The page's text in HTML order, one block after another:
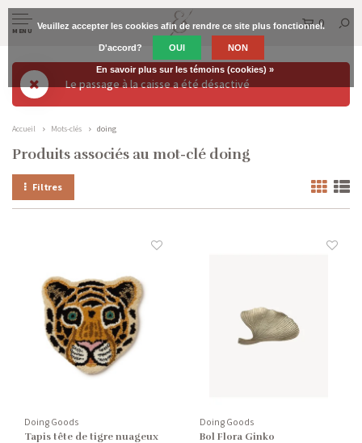
MENU
0
Le passage à la caisse a été désactivé
Accueil Mots-clés doing
Produits associés au mot-clé doing
Filtres
Doing Goods
Tapis tête de tigre nuageux
Doing Goods
Bol Flora Ginko
Veuillez accepter les cookies afin de rendre ce site plus fonctionnel.
D'accord? OUI NON
En savoir plus sur les témoins (cookies) »